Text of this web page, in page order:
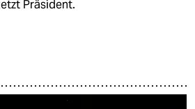
Präsident.